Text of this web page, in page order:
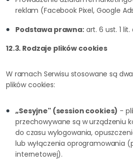
reklam (Facebook Pixel, Google
Podstawa prawna:art. 6 ust. 1
12.3. Rodzaje plików cookies
W ramach Serwisu stosowane są
plików cookies:
„Sesyjne" (session cookies) -
przechowywane są w urządzeniu
do czasu wylogowania,
lub wyłączenia oprogramowania
internetowej).